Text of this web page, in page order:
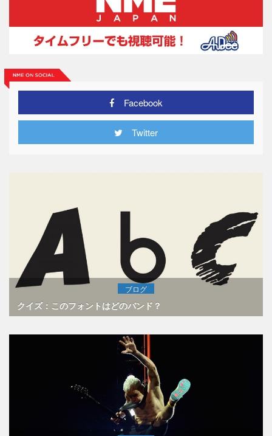
Facebook
Twitter
ブログ
クイズ：このフォントはどのバンド？